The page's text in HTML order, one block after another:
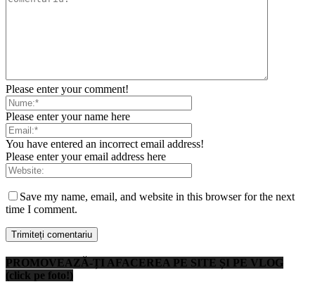
Please enter your comment!
Please enter your name here
You have entered an incorrect email address!
Please enter your email address here
Save my name, email, and website in this browser for the next
time I comment.
PROMOVEAZĂ-ȚI AFACEREA PE SITE ȘI PE VLOG
(click pe foto!)